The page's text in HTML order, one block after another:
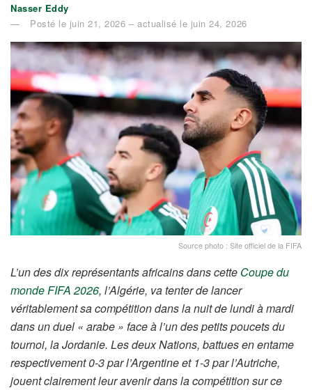
Nasser Eddy
Posté le juin 21, 2026 – actualisé le juin 24, 2026
Source photo : Site officiel de la FIFA
L’un des dix représentants africains dans cette Coupe du
monde FIFA 2026, l’Algérie, va tenter de lancer
véritablement sa compétition dans la nuit de lundi à mardi
dans un duel « arabe » face à l’un des petits poucets du
tournoi, la Jordanie. Les deux Nations, battues en entame
respectivement 0-3 par l’Argentine et 1-3 par l’Autriche,
jouent clairement leur avenir dans la compétition sur ce